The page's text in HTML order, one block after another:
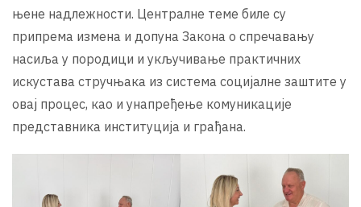
њене надлежности. Централне теме биле су
припрема измена и допуна Закона о спречавању
насиља у породици и укључивање практичних
искустава стручњака из система социјалне заштите у
овај процес, као и унапређење комуникације
представника институција и грађана.